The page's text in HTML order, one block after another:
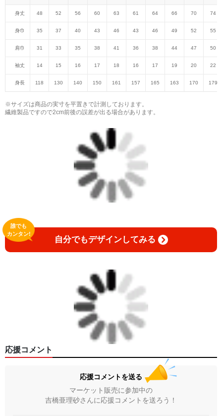
身丈 48 52 56 60 63 61 64 66 70 74
身巾 35 37 40 43 46 43 46 49 52 55
肩巾 31 33 35 38 41 36 38 44 47 50
袖丈 14 15 16 17 18 16 17 19 20 22
身長 118 130 140 150 161 157 165 163 170 179
※サイズは商品の実寸を平置きで計測しております。
繊維製品ですので2cm前後の誤差が出る場合があります。
自分でもデザインしてみる
誰でも
カンタン!
応援コメント
応援コメントを送る
マーケット販売に参加中の
吉橋亜理砂さんに応援コメントを送ろう！